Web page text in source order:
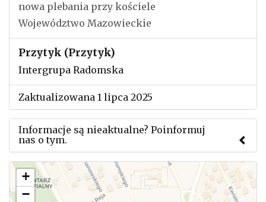
nowa plebania przy kościele
Województwo Mazowieckie
Przytyk (Przytyk)
Intergrupa Radomska
Zaktualizowana 1 lipca 2025
Informacje są nieaktualne? Poinformuj
nas o tym.
Użyj tego formularza aby przesłać informację o
zmianach w powyższym mityngu.
+
−